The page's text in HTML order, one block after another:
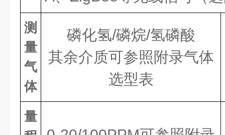
测
量
气
体
磷化氢/磷烷/氢磷酸
其余介质可参照附录气体
选型表
量